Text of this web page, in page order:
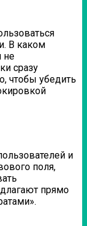
В каком
не
сразу
чтобы убедить
и
поля,
прямо